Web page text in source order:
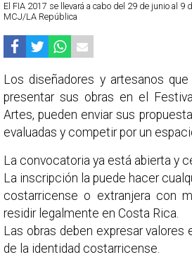
El FIA 2017 se llevará a cabo del 29 de junio al 9
MCJ/LA República
Los diseñadores y artesanos
presentar sus obras en el
Artes, pueden enviar sus
evaluadas y competir por un
La convocatoria ya está abierta y
La inscripción la puede hacer
costarricense o extranjera con
residir legalmente en Costa Rica.
Las obras deben expresar
de la identidad costarricense.